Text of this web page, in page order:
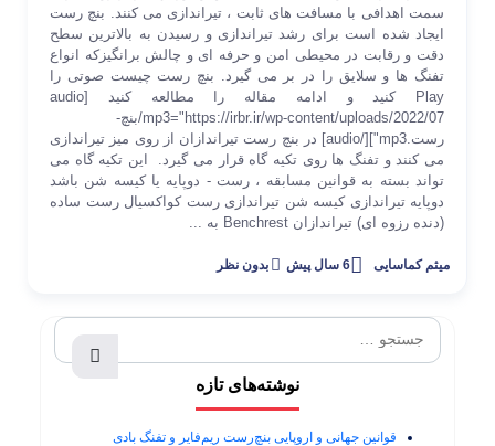
سمت اهدافی با مسافت های ثابت ، تیراندازی می کنند. بنچ رست
ایجاد شده است برای رشد تیراندازی و رسیدن به بالاترین سطح
دقت و رقابت در محیطی امن و حرفه ای و چالش برانگیزکه انواع
تفنگ ها و سلایق را در بر می گیرد. بنچ رست چیست صوتی را
Play کنید و ادامه مقاله را مطالعه کنید [audio
mp3="https://irbr.ir/wp-content/uploads/2022/07/بنچ-
رست.mp3"][/audio] در بنچ رست تیراندازان از روی میز تیراندازی
می کنند و تفنگ ها روی تکیه گاه قرار می گیرد. این تکیه گاه می
تواند بسته به قوانین مسابقه ، رست - دوپایه یا کیسه شن باشد
دوپایه تیراندازی کیسه شن تیراندازی رست کواکسیال رست ساده
(دنده رزوه ای) تیراندازان Benchrest به ...
میثم کماسایی 6 سال پیش بدون نظر
نوشته‌های تازه
قوانین جهانی و اروپایی بنچ‌رست ریم‌فایر و تفنگ بادی